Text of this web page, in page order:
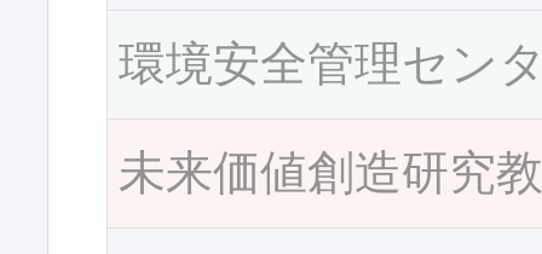
環境安全管理セン
未来価値創造研究